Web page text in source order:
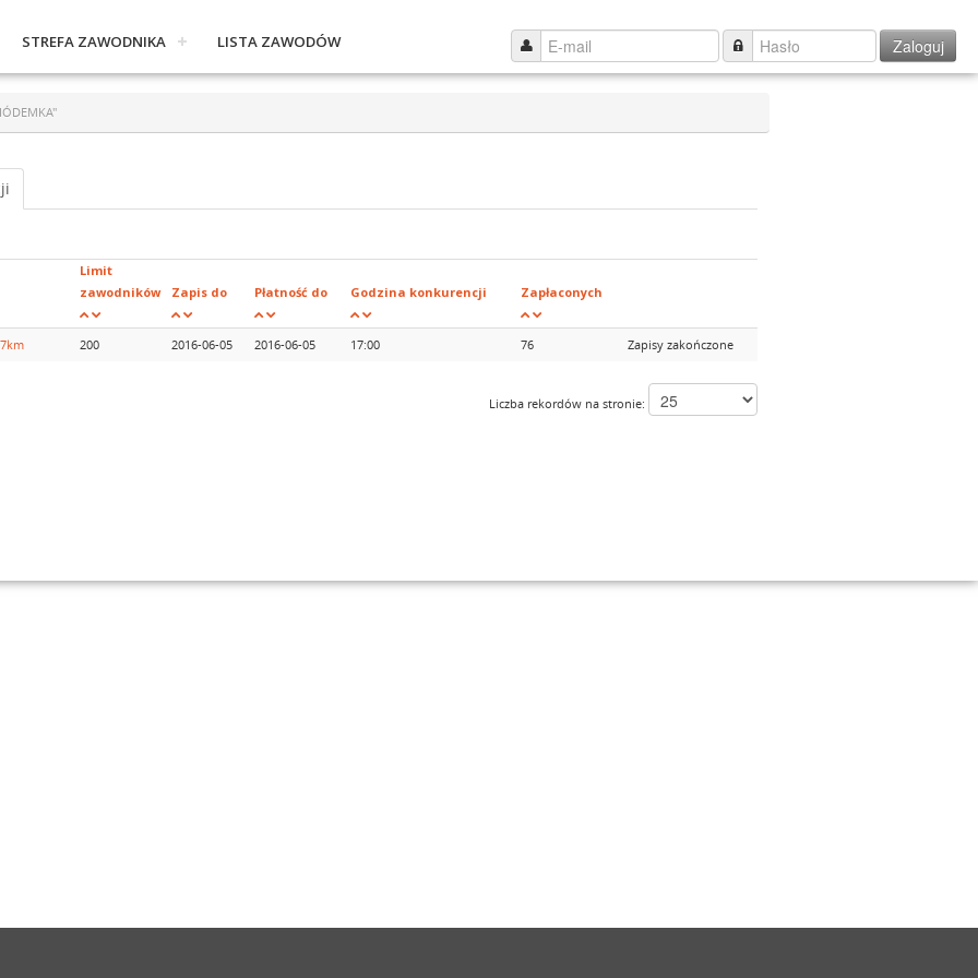
Zaloguj
STREFA ZAWODNIKA LISTA ZAWODÓW
Limit
zawodników
Zapis do Płatność do Godzina konkurencji Zapłaconych
200 2016-06-05 2016-06-05 17:00 76 Zapisy zakończone
Liczba rekordów na stronie: